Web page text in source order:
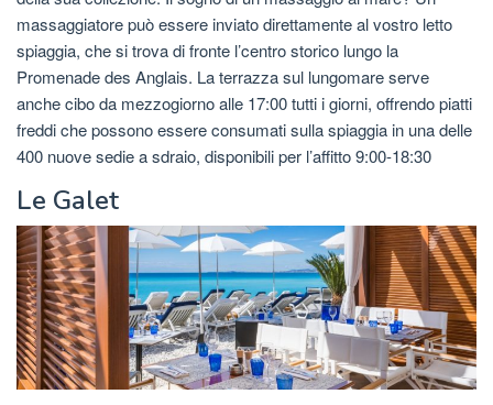
massaggiatore può essere inviato direttamente al vostro letto
spiaggia, che si trova di fronte l’centro storico lungo la
Promenade des Anglais. La terrazza sul lungomare serve
anche cibo da mezzogiorno alle 17:00 tutti i giorni, offrendo piatti
freddi che possono essere consumati sulla spiaggia in una delle
400 nuove sedie a sdraio, disponibili per l’affitto 9:00-18:30
Le Galet